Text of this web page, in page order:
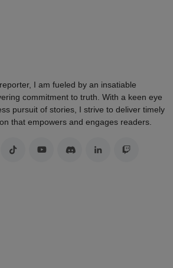
I am fueled by an insatiable
commitment to truth. With a keen eye
pursuit of stories, I strive to deliver timely
that empowers and engages readers.